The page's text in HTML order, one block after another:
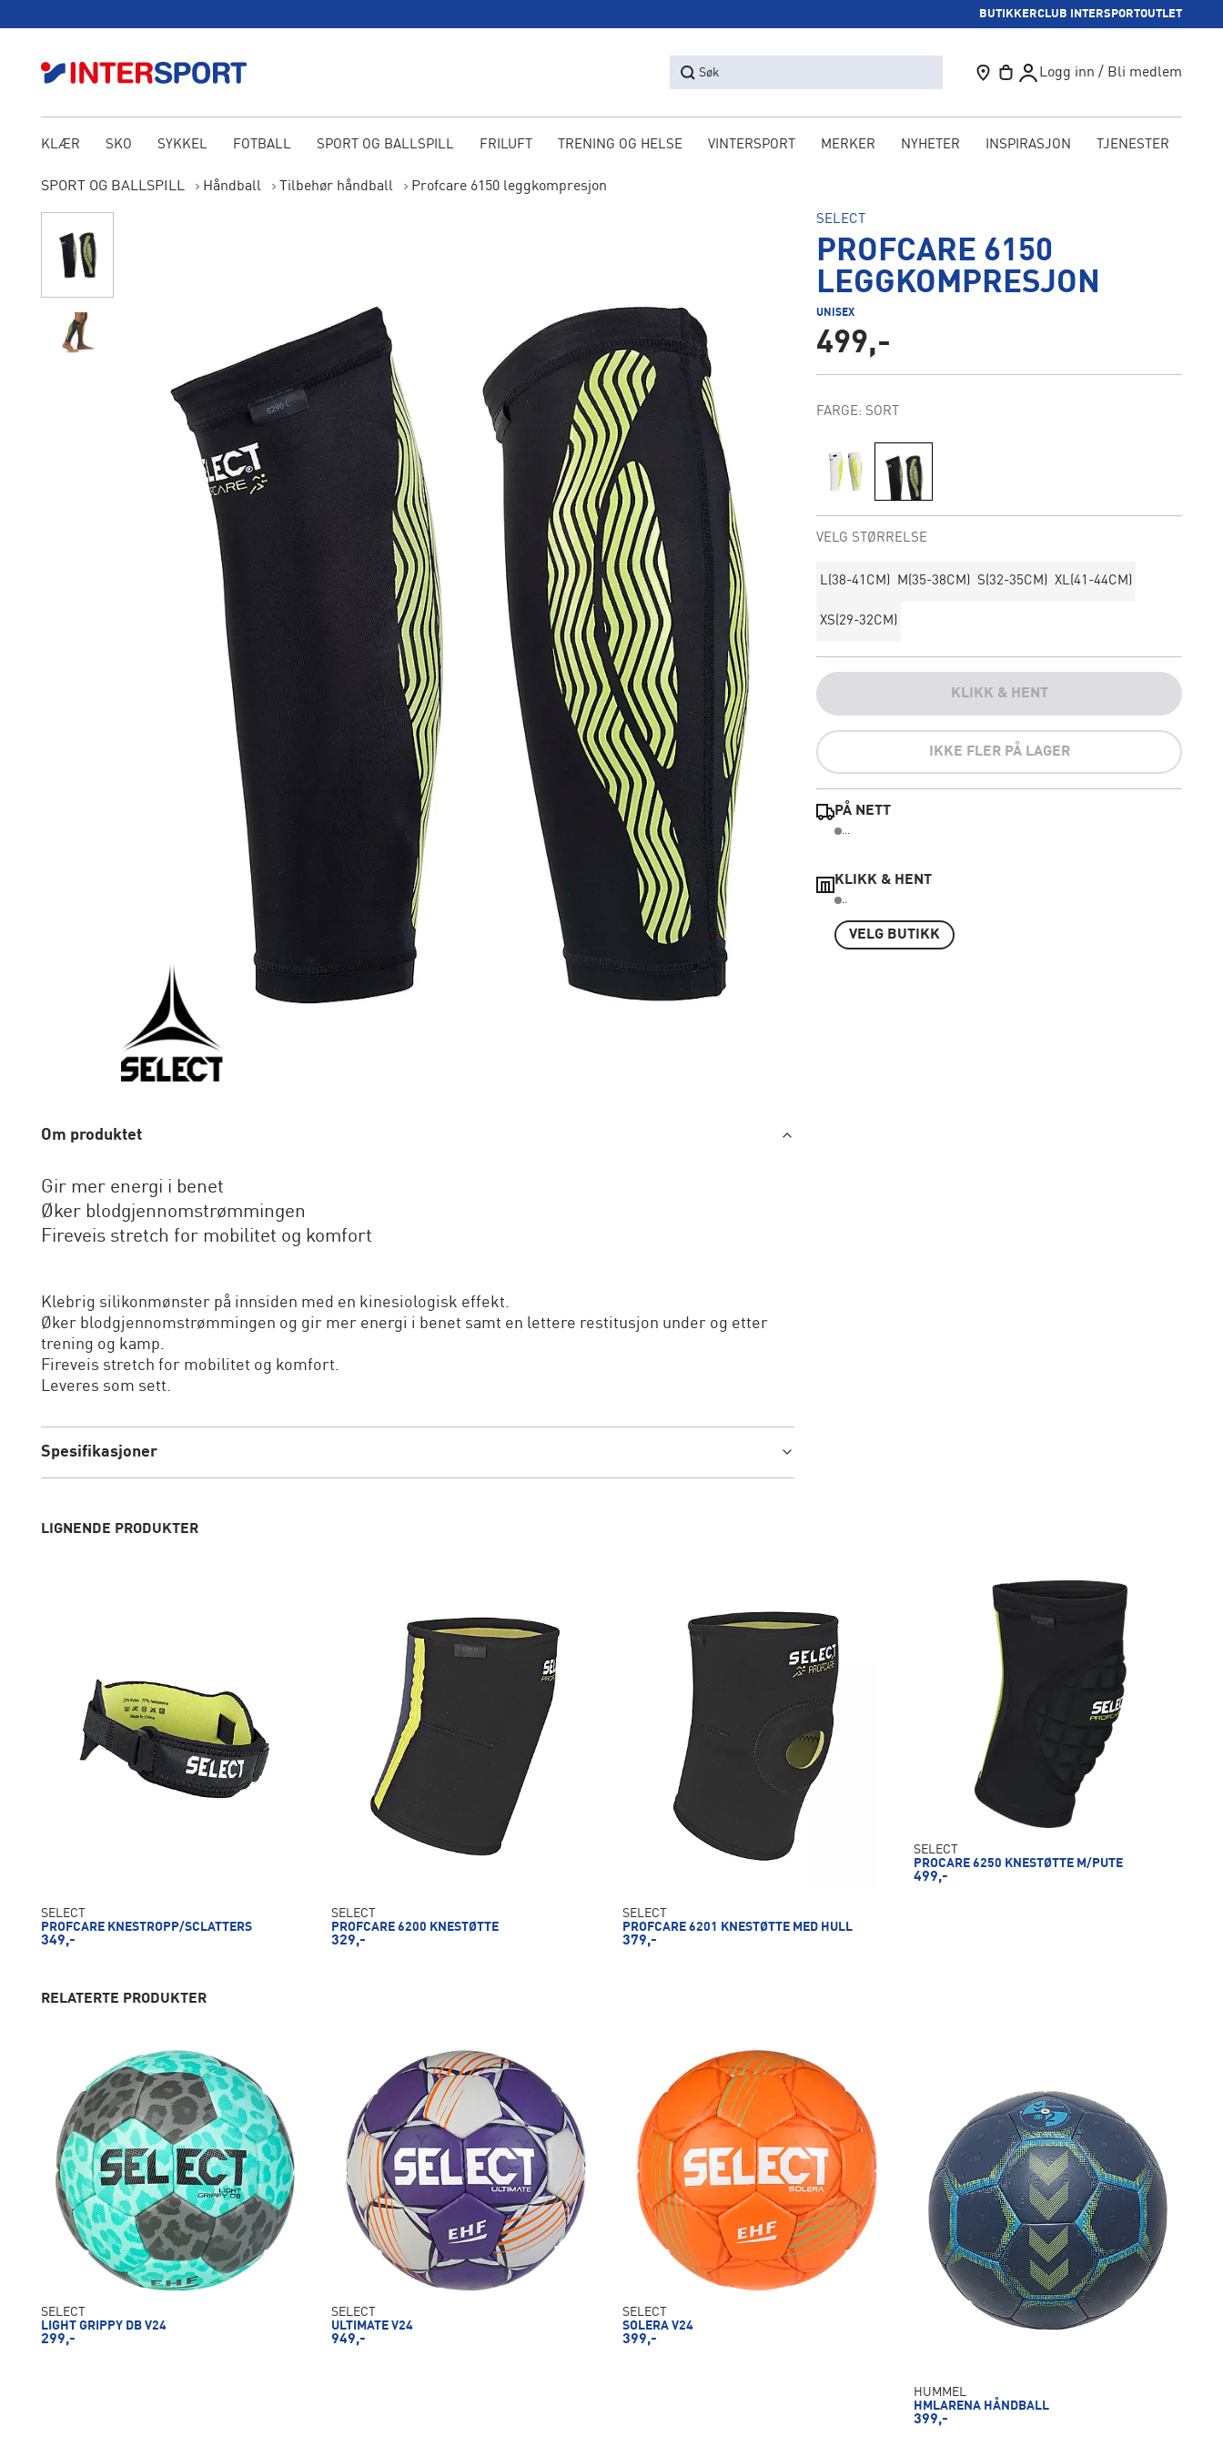
BUTIKKERCLUB INTERSPORTOUTLET
Søk Logg inn / Bli medlem
KLÆR SKO SYKKEL FOTBALL SPORT OG BALLSPILL FRILUFT TRENING OG HELSE VINTERSPORT MERKER NYHETER INSPIRASJON TJENESTER
SPORT OG BALLSPILL Håndball Tilbehør håndball Profcare 6150 leggkompresjon
Om produktet
Gir mer energi i benet
Øker blodgjennomstrømmingen
Fireveis stretch for mobilitet og komfort
Klebrig silikonmønster på innsiden med en kinesiologisk effekt.
Øker blodgjennomstrømmingen og gir mer energi i benet samt en lettere restitusjon under og etter
trening og kamp.
Fireveis stretch for mobilitet og komfort.
Leveres som sett.
Spesifikasjoner
SELECT
PROFCARE 6150
LEGGKOMPRESJON
UNISEX
499,-
FARGE: SORT
VELG STØRRELSE
L(38-41CM) M(35-38CM) S(32-35CM) XL(41-44CM)
XS(29-32CM)
KLIKK & HENT
IKKE FLER PÅ LAGER
PÅ NETT
...
KLIKK & HENT
..
VELG BUTIKK
LIGNENDE PRODUKTER
SELECT
PROFCARE KNESTROPP/SCLATTERS
349,-
SELECT
PROFCARE 6200 KNESTØTTE
329,-
SELECT
PROFCARE 6201 KNESTØTTE MED HULL
379,-
SELECT
PROCARE 6250 KNESTØTTE M/PUTE
499,-
RELATERTE PRODUKTER
SELECT
LIGHT GRIPPY DB V24
299,-
SELECT
ULTIMATE V24
949,-
SELECT
SOLERA V24
399,-
HUMMEL
HMLARENA HÅNDBALL
399,-